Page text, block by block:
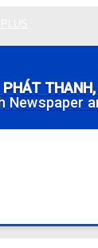
Newspaper